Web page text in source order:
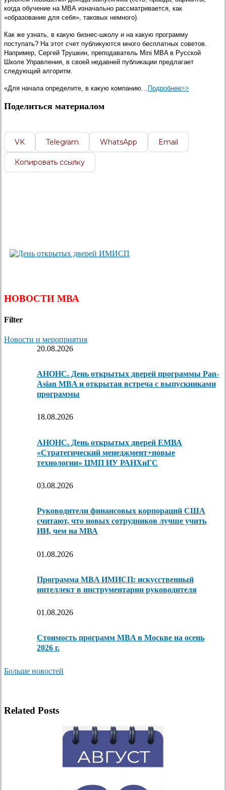
когда обучение на МВА изначально рассматривается, как
«образование для себя», таковых немного).
Как же узнать, в какую бизнес-школу и на какую программу
поступать? На этот счет публикуются много бесплатных советов.
Например, Cергей Трушкин, преподаватель Mini MBA в Русской
Школе Управления, в своей недавней публикации предлагает
следующий алгоритм.
«Для начала определите, в какую компанию… Подробнее>>
Поделиться материалом
VK Telegram WhatsApp Email
Копировать ссылку
НОВОСТИ МВА
Filter
Новости и мероприятия
20.08.2026
АНОНС. День открытых дверей программы Pan-
Asian MBA и открытая встреча с выпускниками
программы
18.08.2026
АНОНС. День открытых дверей ЕМВА
«Стратегический менеджмент+новые
технологии» ЦМП ИУ РАНХиГС
03.08.2026
Руководители финансовых корпораций США
считают, что новых сотрудников лучше учить
ИИ, чем на МВА
01.08.2026
Программа MBA ИМИСП: искусственный
интеллект в инструментарии руководителя
01.08.2026
Стоимость программ MBA в Москве на осень
2026 г.
Больше новостей
Related Posts